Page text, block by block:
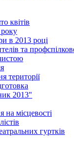
квітів
в 2013 році
та
території
2013"
на місцевості
гуртків